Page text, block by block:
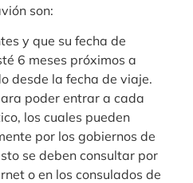
son:
y que su fecha de
6 meses próximos a
desde la fecha de viaje.
poder entrar a cada
los cuales pueden
por los gobiernos de
se deben consultar por
o en los consulados de